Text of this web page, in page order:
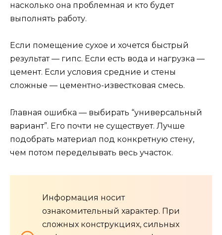
насколько она проблемная и кто будет
выполнять работу.
Если помещение сухое и хочется быстрый
результат — гипс. Если есть вода и нагрузка —
цемент. Если условия средние и стены
сложные — цементно-известковая смесь.
Главная ошибка — выбирать “универсальный
вариант”. Его почти не существует. Лучше
подобрать материал под конкретную стену,
чем потом переделывать весь участок.
Информация носит
ознакомительный характер. При
сложных конструкциях, сильных